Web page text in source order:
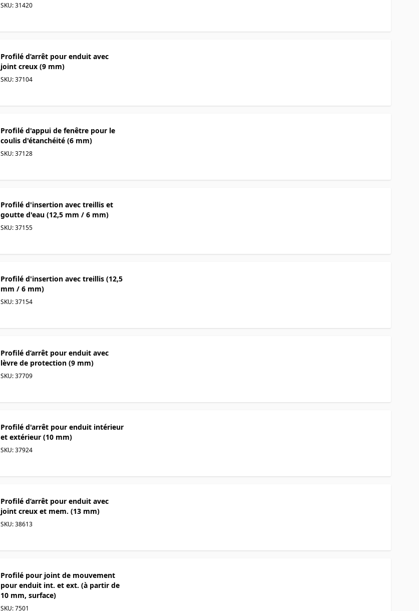
SKU: 31420
Profilé d’arrêt pour enduit avec
joint creux (9 mm)
SKU: 37104
Profilé d'appui de fenêtre pour le
coulis d'étanchéité (6 mm)
SKU: 37128
Profilé d'insertion avec treillis et
goutte d'eau (12,5 mm / 6 mm)
SKU: 37155
Profilé d'insertion avec treillis (12,5
mm / 6 mm)
SKU: 37154
Profilé d’arrêt pour enduit avec
lèvre de protection (9 mm)
SKU: 37709
Profilé d'arrêt pour enduit intérieur
et extérieur (10 mm)
SKU: 37924
Profilé d’arrêt pour enduit avec
joint creux et mem. (13 mm)
SKU: 38613
Profilé pour joint de mouvement
pour enduit int. et ext. (à partir de
10 mm, surface)
SKU: 7501